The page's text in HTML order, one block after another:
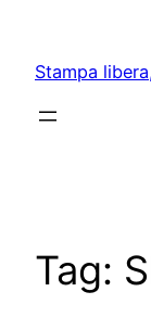
content
Stampa
Tag: